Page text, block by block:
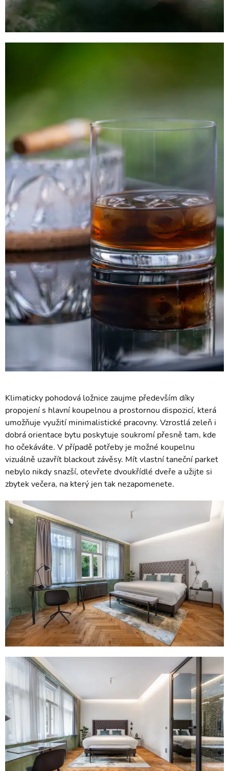
Klimaticky pohodová ložnice zaujme především díky
propojení s hlavní koupelnou a prostornou dispozicí, která
umožňuje využití minimalistické pracovny. Vzrostlá zeleň i
dobrá orientace bytu poskytuje soukromí přesně tam, kde
ho očekáváte. V případě potřeby je možné koupelnu
vizuálně uzavřít blackout závěsy. Mít vlastní taneční parket
nebylo nikdy snazší, otevřete dvoukřídlé dveře a užijte si
zbytek večera, na který jen tak nezapomenete.